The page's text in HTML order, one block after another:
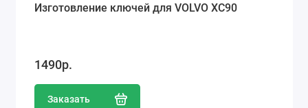
Изготовление ключей для VOLVO XC90
1490р.
Заказать